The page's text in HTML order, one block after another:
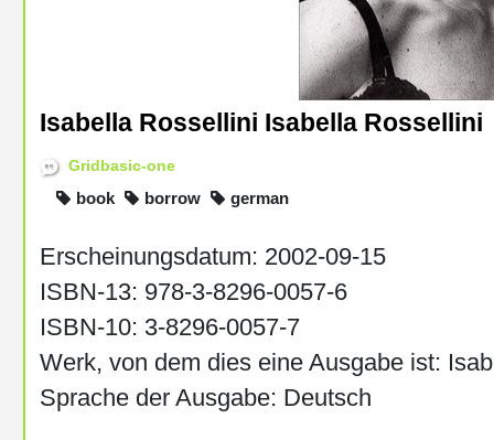
Isabella Rossellini Isabella Rossellini
Gridbasic-one
book borrow german
Erscheinungsdatum: 2002-09-15
ISBN-13: 978-3-8296-0057-6
ISBN-10: 3-8296-0057-7
Werk, von dem dies eine Ausgabe ist:
Sprache der Ausgabe: Deutsch